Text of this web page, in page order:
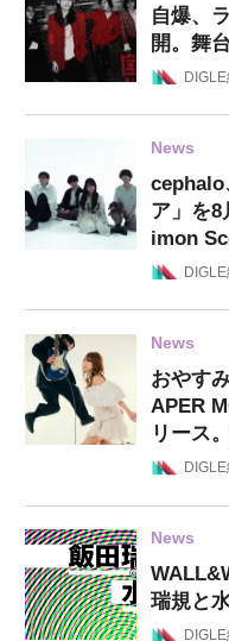
自爆、
開。舞
News
cephalo
ア」を
imon
News
おやす
APER
リース
News
瑞規と